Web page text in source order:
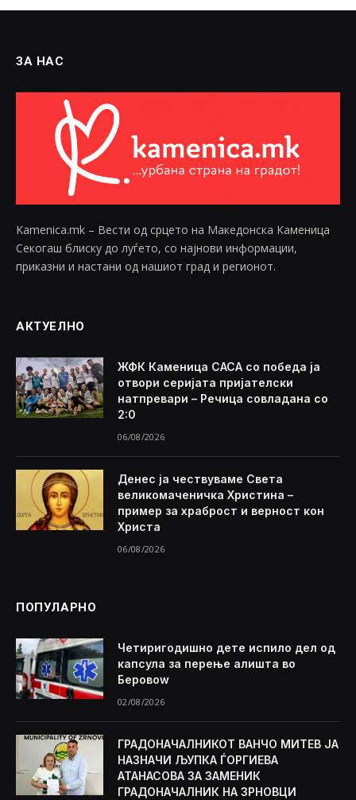
ЗА НАС
Kamenica.mk – Вести од срцето на Македонска Каменица
Секогаш блиску до луѓето, со најнови информации,
приказни и настани од нашиот град и регионот.
АКТУЕЛНО
ЖФК Каменица САСА со победа ја
отвори серијата пријателски
натпревари – Речица совладана со
2:0
06/08/2026
Денес ја чествуваме Света
великомаченичка Христина –
пример за храброст и верност кон
Христа
06/08/2026
ПОПУЛАРНО
Четиригодишно дете испило дел од
капсула за перење алишта во
Беровоw
02/08/2026
ГРАДОНАЧАЛНИКОТ ВАНЧО МИТЕВ ЈА
НАЗНАЧИ ЉУПКА ЃОРГИЕВА
АТАНАСОВА ЗА ЗАМЕНИК
ГРАДОНАЧАЛНИК НА ЗРНОВЦИ